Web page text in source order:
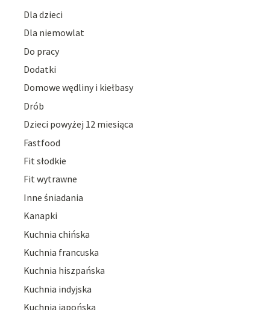
Dla dzieci
Dla niemowlat
Do pracy
Dodatki
Domowe wędliny i kiełbasy
Drób
Dzieci powyżej 12 miesiąca
Fastfood
Fit słodkie
Fit wytrawne
Inne śniadania
Kanapki
Kuchnia chińska
Kuchnia francuska
Kuchnia hiszpańska
Kuchnia indyjska
Kuchnia japońska